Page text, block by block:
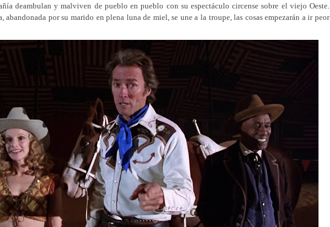
deambulan y malviven de pueblo en pueblo con su espectáculo circense sobre el viejo Oeste.
abandonada por su marido en plena luna de miel, se une a la troupe, las cosas empezarán a ir peor